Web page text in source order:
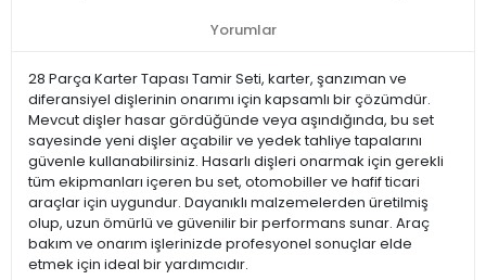
Yorumlar
28 Parça Karter Tapası Tamir Seti, karter, şanzıman ve
diferansiyel dişlerinin onarımı için kapsamlı bir çözümdür.
Mevcut dişler hasar gördüğünde veya aşındığında, bu set
sayesinde yeni dişler açabilir ve yedek tahliye tapalarını
güvenle kullanabilirsiniz. Hasarlı dişleri onarmak için gerekli
tüm ekipmanları içeren bu set, otomobiller ve hafif ticari
araçlar için uygundur. Dayanıklı malzemelerden üretilmiş
olup, uzun ömürlü ve güvenilir bir performans sunar. Araç
bakım ve onarım işlerinizde profesyonel sonuçlar elde
etmek için ideal bir yardımcıdır.